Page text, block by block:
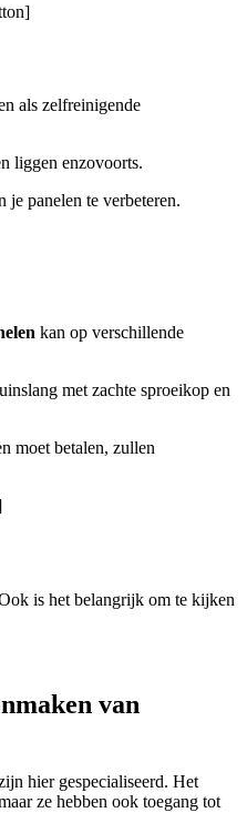
als zelfreinigende
liggen enzovoorts.
je panelen te verbeteren.
kan op verschillende
met zachte sproeikop en
moet betalen, zullen
is het belangrijk om te kijken
van
hier gespecialiseerd. Het
ze hebben ook toegang tot